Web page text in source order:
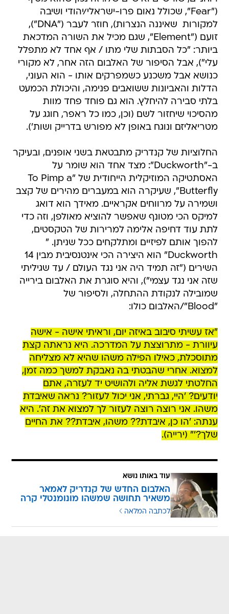
("Fear", שכולל נאום פרו-ישראלי/יהודי ושיבה
למקורות  שאיננה הנצרות), חוזר לעבר ("DNA"),
זועם ("Element", שגם מכיל את השורה המדכאת
ביותר: "כל הסבתות שלי מתו / אף אחד לא מתפלל
עלי"), אבל הסיפור של האלבום הזה אחר, לא מקורי
כנושא אבל משכנע כשמפרקים אותו - הוא העוני,
הדלות והאביונות ששואבים פנימה, והיכולת הכמעט
בלתי סבירה להיחלץ. הוא גם פוחד פחד מוות
מהסיכוי שיחזור לשם (וכן, כמו כל ראפר, חוגג על
מטריאליזם ונוגח באופן לא מפורש בדרייק ושות').
החלוציות של קנדריק מתבטאת בשני אופנים, ובעיקר
ב-"Duckworth": מצד אחד הוא שומר על
האסתטיקה המוזיקלית הייחודית של "To Pimp a
Butterfly", שעיקרה הוא במעברים מהירים של קצב
ושמירה על מרווחים אקראיים. מאידך הוא דואג
למיקס הכי מטונף שאפשר להוציא מאולפן, וזה כדי
לתת עוד דחיפה אלימה למרירות של הטקסטים,
להפוך אותם לפיזיים ומתלקחים ככל שניתן. "
Duckworth" הוא היצירה הכי אינטנסיבית מבין 14
השירים ("זה תמיד היה אני נגד העולם / עד שגיליתי
שזה אני נגד עצמי"), והיא סוגרת את האלבום בירייה
שמובילה לנקודת ההתחלה, ולסיפור של
"Blood"/האלבום כולו:
"אז עשיתי סיבוב באיזה יום, וראיתי אישה - אישה
עיוורת - מתרוצצת על המדרכה. היא נראתה קצת
מתוסכלת, כאילו הפילה משהו שהיא לא מצליחה
למצוא. אחרי שהבטתי בה נאבקת למשך כמה זמן,
החלטתי לגשת אליה ולהושיט יד לעזרה, אתם
יודעים? 'היי, גברתי, אני יכול לעזור? נראה שאיבדת
משהו. אני רוצה רוצה לעזור לך למצוא את זה'. היא
ענתה: 'הו כן, איבדת?? משהו, איבדת?? את החיים
שלך?'" (ירייה).
עוד באותו נושא
האלבום החדש של קנדריק לאמאר
משאיר תחושה שמשהו מונומנטלי קרה
לכתבה המלאה